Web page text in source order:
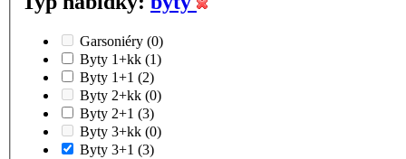
Garsoniéry (0)
Byty 1+kk (1)
Byty 1+1 (2)
Byty 2+kk (0)
Byty 2+1 (3)
Byty 3+kk (0)
Byty 3+1 (3)